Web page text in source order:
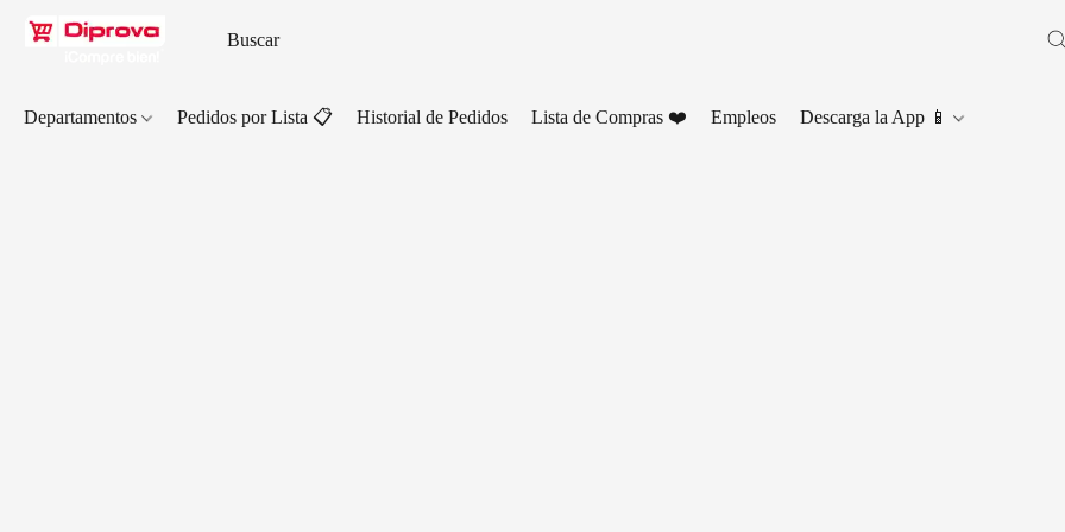
Departamentos Pedidos por Lista 📋 Historial de Pedidos Lista de Compras ❤️ Empleos Descarga la App 📱